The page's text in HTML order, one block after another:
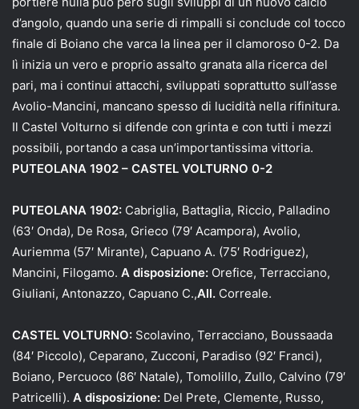
d’angolo, quando una serie di rimpalli si conclude col tocco
finale di Boiano che varca la linea per il clamoroso 0-2. Da
lì inizia un vero e proprio assalto granata alla ricerca del
pari, ma i continui attacchi, sviluppati soprattutto sull’asse
Avolio-Mancini, mancano spesso di lucidità nella rifinitura.
Il Castel Volturno si difende con grinta e con tutti i mezzi
possibili, portando a casa un’importantissima vittoria.
PUTEOLANA 1902 – CASTEL VOLTURNO 0-2
PUTEOLANA 1902: Cabriglia, Battaglia, Riccio, Palladino
(63′ Onda), De Rosa, Grieco (79′ Acampora), Avolio,
Auriemma (57′ Mirante), Capuano A. (75′ Rodriguez),
Mancini, Filogamo. A disposizione: Orefice, Terracciano,
Giuliani, Antonazzo, Capuano C.,All. Correale.
CASTEL VOLTURNO: Scolavino, Terracciano, Boussaada
(84′ Piccolo), Ceparano, Zucconi, Paradiso (92′ Franci),
Boiano, Percuoco (86′ Natale), Tomolillo, Zullo, Calvino (79′
Patricelli). A disposizione: Del Prete, Clemente, Russo,